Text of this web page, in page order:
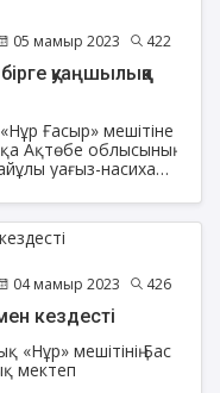
05 мамыр 2023 422
қуаңшылыққа
Ғасыр» мешітіне
Ақтөбе облысының
уағыз-насихат
04 мамыр 2023 426
кездесті
мешітінің Бас
мектеп